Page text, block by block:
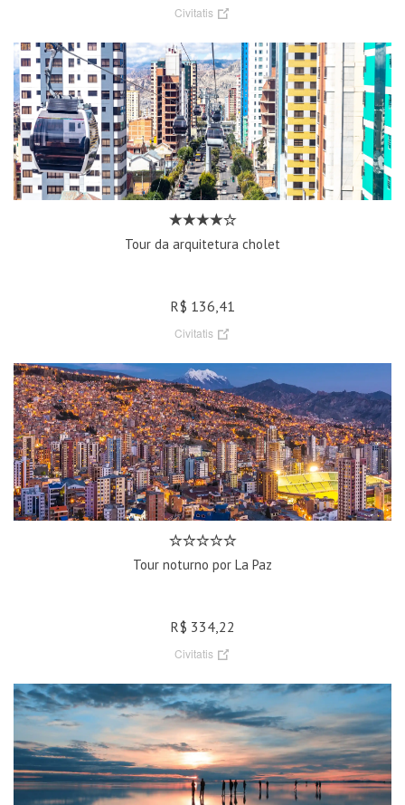
Civitatis
Tour da arquitetura cholet
R$ 136,41
Civitatis
Tour noturno por La Paz
R$ 334,22
Civitatis